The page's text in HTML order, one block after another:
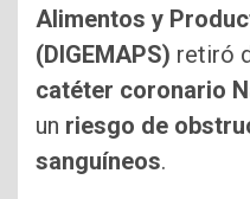
Alimentos y
(DIGEMAPS) retiró
catéter coronario
un riesgo de
sanguíneos.